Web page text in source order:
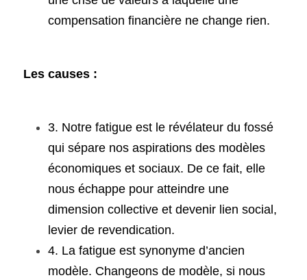
compensation financière ne change rien.
Les causes :
3. Notre fatigue est le révélateur du fossé
qui sépare nos aspirations des modèles
économiques et sociaux. De ce fait, elle
nous échappe pour atteindre une
dimension collective et devenir lien social,
levier de revendication.
4. La fatigue est synonyme d’ancien
modèle. Changeons de modèle, si nous